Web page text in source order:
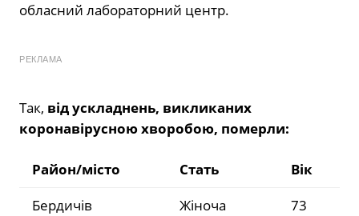
обласний лабораторний центр.
РЕКЛАМА
Так, від ускладнень, викликаних
коронавірусною хворобою, померли:
Район/місто Стать
Вік
Бердичів
Жіноча
73